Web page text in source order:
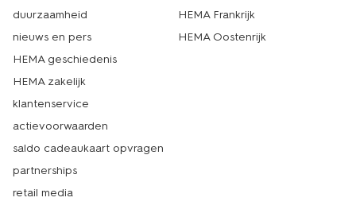
duurzaamheid
nieuws en pers
HEMA geschiedenis
HEMA zakelijk
klantenservice
actievoorwaarden
saldo cadeaukaart opvragen
partnerships
retail media
HEMA Frankrijk
HEMA Oostenrijk